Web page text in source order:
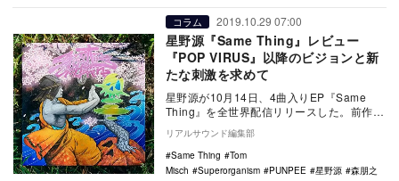
コラム 2019.10.29 07:00
星野源『Same Thing』レビュー
『POP VIRUS』以降のビジョンと新
たな刺激を求めて
星野源が10月14日、4曲入りEP『Same
Thing』を全世界配信リリースした。前作
『POP VIRUS』（2018年12月…
リアルサウンド編集部
Same Thing
Tom
Misch
Superorganism PUNPEE 星野源
森朋之